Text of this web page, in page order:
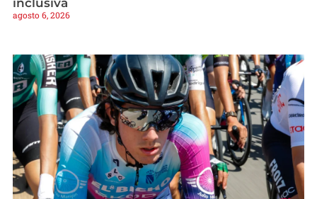
agosto 6, 2026